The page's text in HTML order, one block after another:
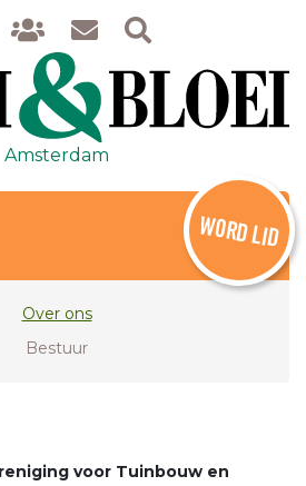
Amsterdam
WORD LID
Over ons
Bestuur
voor Tuinbouw en